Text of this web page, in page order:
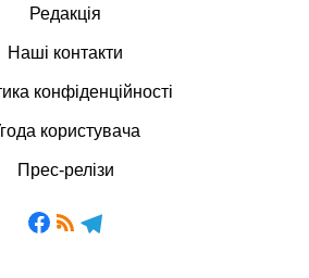
Редакція
Наші контакти
конфіденційності
користувача
Прес-релізи